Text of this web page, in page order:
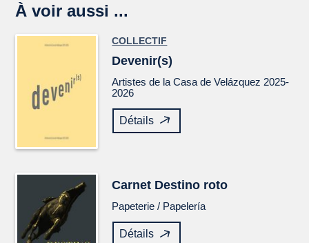
À voir aussi ...
COLLECTIF
Devenir(s)
Artistes de la Casa de Velázquez 2025-
2026
Détails
Carnet Destino roto
Papeterie / Papelería
Détails